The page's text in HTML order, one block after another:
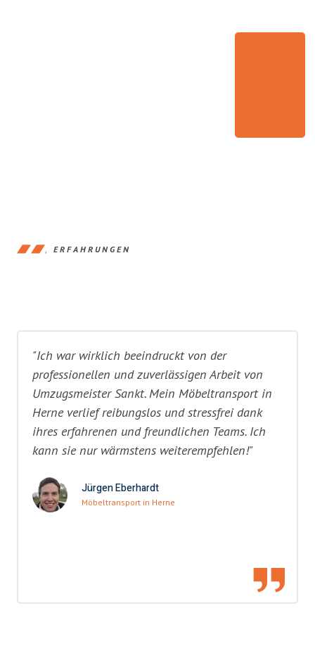
ERFAHRUNGEN
"Ich war wirklich beeindruckt von der
professionellen und zuverlässigen Arbeit von
Umzugsmeister Sankt. Mein Möbeltransport in
Herne verlief reibungslos und stressfrei dank
ihres erfahrenen und freundlichen Teams. Ich
kann sie nur wärmstens weiterempfehlen!"
Jürgen Eberhardt
Möbeltransport in Herne